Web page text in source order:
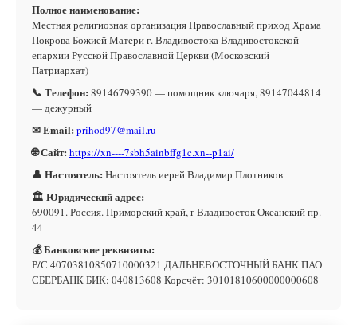
Полное наименование:
Местная религиозная организация Православный приход Храма
Покрова Божией Матери г. Владивостока Владивостокской
епархии Русской Православной Церкви (Московский
Патриархат)
📞 Телефон: 89146799390 — помощник ключаря, 89147044814
— дежурный
✉ Email: prihod97@mail.ru
🌐 Сайт: https://xn----7sbh5ainbffg1c.xn--p1ai/
👤 Настоятель: Настоятель иерей Владимир Плотников
🏛 Юридический адрес:
690091. Россия. Приморский край, г Владивосток Океанский пр.
44
💰 Банковские реквизиты:
Р/С 40703810850710000321 ДАЛЬНЕВОСТОЧНЫЙ БАНК ПАО
СБЕРБАНК БИК: 040813608 Корсчёт: 30101810600000000608